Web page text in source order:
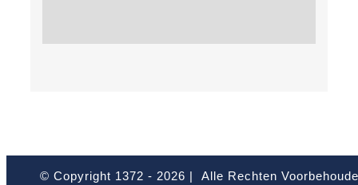
© Copyright 1372 - 2026 | Alle Rechten